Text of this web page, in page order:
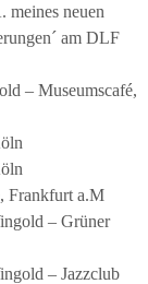
meines neuen
am DLF
– Museumscafé,
Frankfurt a.M
– Grüner
– Jazzclub